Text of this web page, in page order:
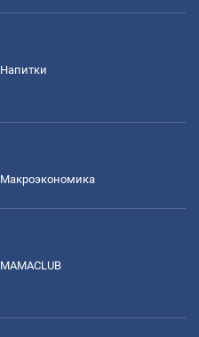
Напитки
Mакроэкономика
MAMACLUB